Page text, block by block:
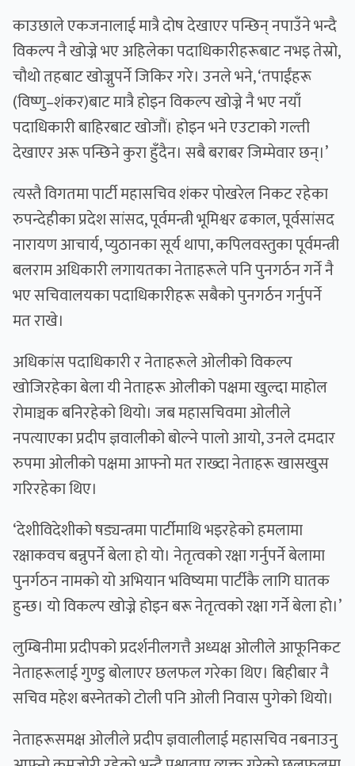
काउछाले एकजनालाई मात्रै दोष देखाएर पन्छिन् नपाउँने भन्दै
विकल्प नै खोज्ने भए अहिलेका पदाधिकारीहरूबाट नभइ तेस्रो,
चौथो तहबाट खोज्नुपर्ने जिकिर गरे। उनले भने, ‘तपाईंहरू
(विष्णु–शंकर)बाट मात्रै होइन विकल्प खोज्ने नै भए नयाँ
पदाधिकारी बाहिरबाट खोजौं। होइन भने एउटाको गल्ती
देखाएर अरू पन्छिने कुरा हुँदैन। सबै बराबर जिम्मेवार छन्।’
त्यस्तै विगतमा पार्टी महासचिव शंकर पोखरेल निकट रहेका
रुपन्देहीका प्रदेश सांसद, पूर्वमन्त्री भूमिश्वर ढकाल, पूर्वसांसद
नारायण आचार्य, प्युठानका सूर्य थापा, कपिलवस्तुका पूर्वमन्त्री
बलराम अधिकारी लगायतका नेताहरूले पनि पुनगर्ठन गर्ने नै
भए सचिवालयका पदाधिकारीहरू सबैको पुनगर्ठन गर्नुपर्ने
मत राखे।
अधिकांस पदाधिकारी र नेताहरूले ओलीको विकल्प
खोजिरहेका बेला यी नेताहरू ओलीको पक्षमा खुल्दा माहोल
रोमाञ्चक बनिरहेको थियो। जब महासचिवमा ओलीले
नपत्याएका प्रदीप ज्ञवालीको बोल्ने पालो आयो, उनले दमदार
रुपमा ओलीको पक्षमा आफ्नो मत राख्दा नेताहरू खासखुस
गरिरहेका थिए।
‘देशीविदेशीको षड्यन्त्रमा पार्टीमाथि भइरहेको हमलामा
रक्षाकवच बन्नुपर्ने बेला हो यो। नेतृत्वको रक्षा गर्नुपर्ने बेलामा
पुनर्गठन नामको यो अभियान भविष्यमा पार्टीकै लागि घातक
हुन्छ। यो विकल्प खोज्ने होइन बरू नेतृत्वको रक्षा गर्ने बेला हो।’
लुम्बिनीमा प्रदीपको प्रदर्शनीलगत्तै अध्यक्ष ओलीले आफूनिकट
नेताहरूलाई गुण्डु बोलाएर छलफल गरेका थिए। बिहीबार नै
सचिव महेश बस्नेतको टोली पनि ओली निवास पुगेको थियो।
नेताहरूसमक्ष ओलीले प्रदीप ज्ञवालीलाई महासचिव नबनाउनु